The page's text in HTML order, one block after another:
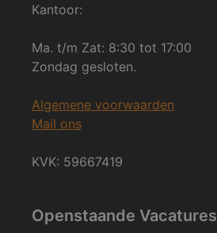
Kantoor:
Ma. t/m Zat: 8:30 tot 17:00
Zondag gesloten.
Algemene voorwaarden
Mail ons
KVK: 59667419
Openstaande Vacatures